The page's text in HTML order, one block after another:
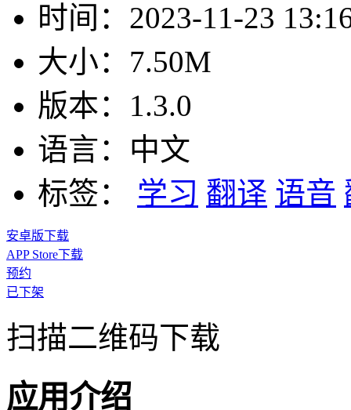
时间： 2023-11-23
大小： 7.50M
版本： 1.3.0
语言： 中文
标签：
学习 翻译 语音
安卓版下载
APP Store下载
预约
已下架
扫描二维码下载
应用介绍